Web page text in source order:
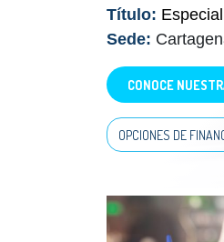
Título:
Sede:
CONOCE
OPCIONES DE